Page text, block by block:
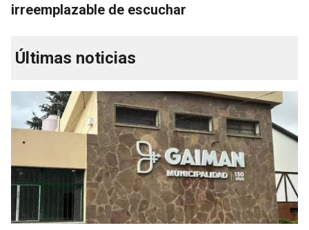
irreemplazable de escuchar
Últimas noticias